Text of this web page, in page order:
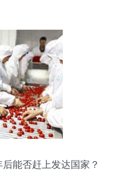
能否赶上发达国家？